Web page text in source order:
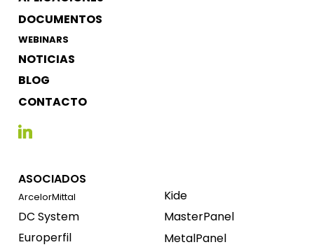
DOCUMENTOS
WEBINARS
NOTICIAS
BLOG
CONTACTO
ASOCIADOS
ArcelorMittal
DC System
Europerfil
Kide
MasterPanel
MetalPanel